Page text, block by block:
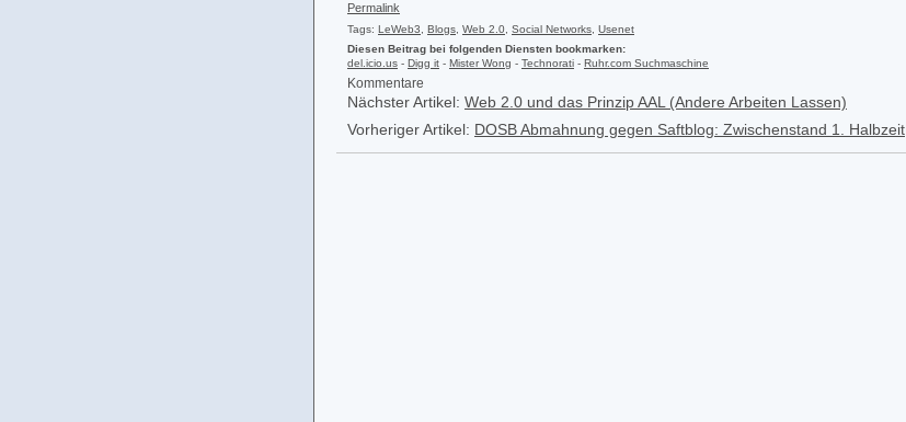
Permalink
Tags: LeWeb3 Blogs Web 2.0 Social Networks Usenet
Diesen Beitrag bei folgenden Diensten bookmarken:
del.icio.us - Digg it - Mister Wong - Technorati - Ruhr.com Suchmaschine
Kommentare
Nächster Artikel: Web 2.0 und das Prinzip AAL (Andere Arbeiten Lassen)
Vorheriger Artikel: DOSB Abmahnung gegen Saftblog: Zwischenstand 1. Halbzeit